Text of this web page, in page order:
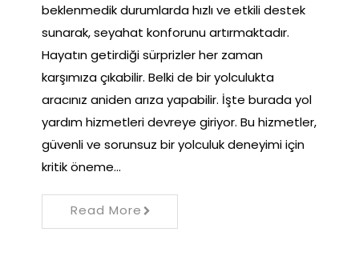
beklenmedik durumlarda hızlı ve etkili destek
sunarak, seyahat konforunu artırmaktadır.
Hayatın getirdiği sürprizler her zaman
karşımıza çıkabilir. Belki de bir yolculukta
aracınız aniden arıza yapabilir. İşte burada yol
yardım hizmetleri devreye giriyor. Bu hizmetler,
güvenli ve sorunsuz bir yolculuk deneyimi için
kritik öneme…
Read More